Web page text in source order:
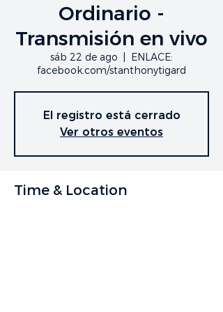
Ordinario -
Transmisión en vivo
sáb 22 de ago
ENLACE:
facebook.com/stanthonytigard
El registro está cerrado
Ver otros eventos
Time & Location